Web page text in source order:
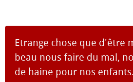
Etrange chose que d'être
beau nous faire du mal,
de haine pour nos enfants.